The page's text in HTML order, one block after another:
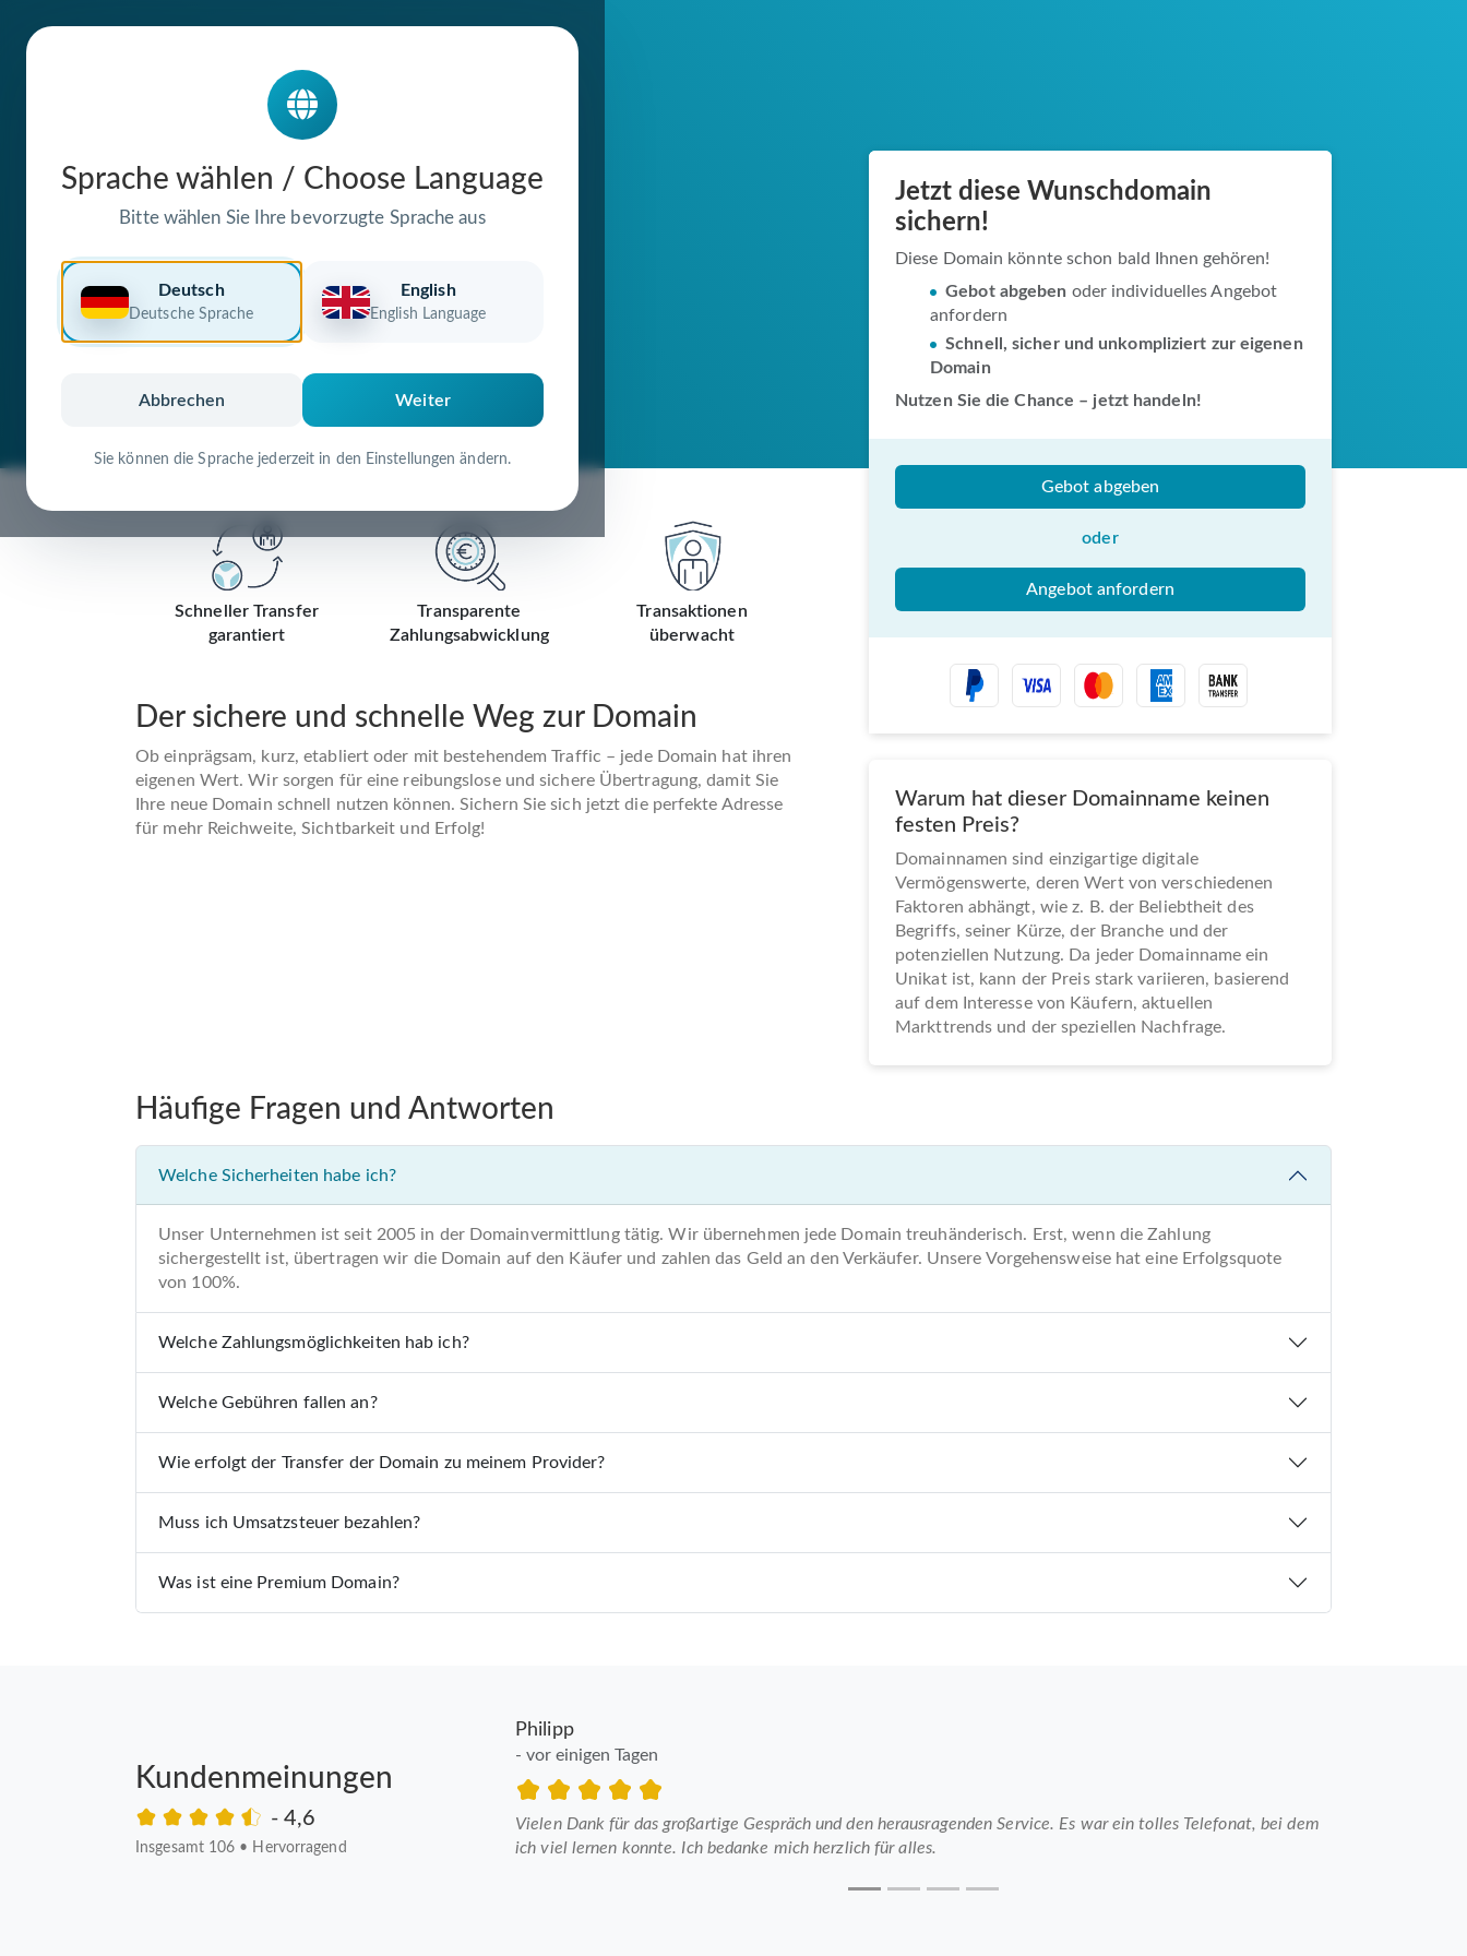
Sprache wählen / Choose Language
Bitte wählen Sie Ihre bevorzugte Sprache aus
Deutsch
Deutsche Sprache
English
English Language
Abbrechen Weiter
Sie können die Sprache jederzeit in den Einstellungen ändern.
Die Domain
sport-rhein-erft.de
steht zum Verkauf
Premium Domain Verifizierte Domain
Schneller Transfer
garantiert
Transparente
Zahlungsabwicklung
Transaktionen
überwacht
Der sichere und schnelle Weg zur Domain
Ob einprägsam, kurz, etabliert oder mit bestehendem Traffic – jede Domain hat ihren
eigenen Wert. Wir sorgen für eine reibungslose und sichere Übertragung, damit Sie
Ihre neue Domain schnell nutzen können. Sichern Sie sich jetzt die perfekte Adresse
für mehr Reichweite, Sichtbarkeit und Erfolg!
Jetzt diese Wunschdomain
sichern!
Diese Domain könnte schon bald Ihnen gehören!
Gebot abgeben oder individuelles Angebot
anfordern
Schnell, sicher und unkompliziert zur eigenen
Domain
Nutzen Sie die Chance – jetzt handeln!
Gebot abgeben
oder
Angebot anfordern
Warum hat dieser Domainname keinen
festen Preis?
Domainnamen sind einzigartige digitale
Vermögenswerte, deren Wert von verschiedenen
Faktoren abhängt, wie z. B. der Beliebtheit des
Begriffs, seiner Kürze, der Branche und der
potenziellen Nutzung. Da jeder Domainname ein
Unikat ist, kann der Preis stark variieren, basierend
auf dem Interesse von Käufern, aktuellen
Markttrends und der speziellen Nachfrage.
Häufige Fragen und Antworten
Welche Sicherheiten habe ich?
Unser Unternehmen ist seit 2005 in der Domainvermittlung tätig. Wir übernehmen jede Domain treuhänderisch. Erst, wenn die Zahlung
sichergestellt ist, übertragen wir die Domain auf den Käufer und zahlen das Geld an den Verkäufer. Unsere Vorgehensweise hat eine Erfolgsquote
von 100%.
Welche Zahlungsmöglichkeiten hab ich?
Welche Gebühren fallen an?
Wie erfolgt der Transfer der Domain zu meinem Provider?
Muss ich Umsatzsteuer bezahlen?
Was ist eine Premium Domain?
Kundenmeinungen
- 4,6
Insgesamt 106 • Hervorragend
Philipp
- vor einigen Tagen
Vielen Dank für das großartige Gespräch und den herausragenden Service. Es war ein tolles Telefonat, bei dem
ich viel lernen konnte. Ich bedanke mich herzlich für alles.